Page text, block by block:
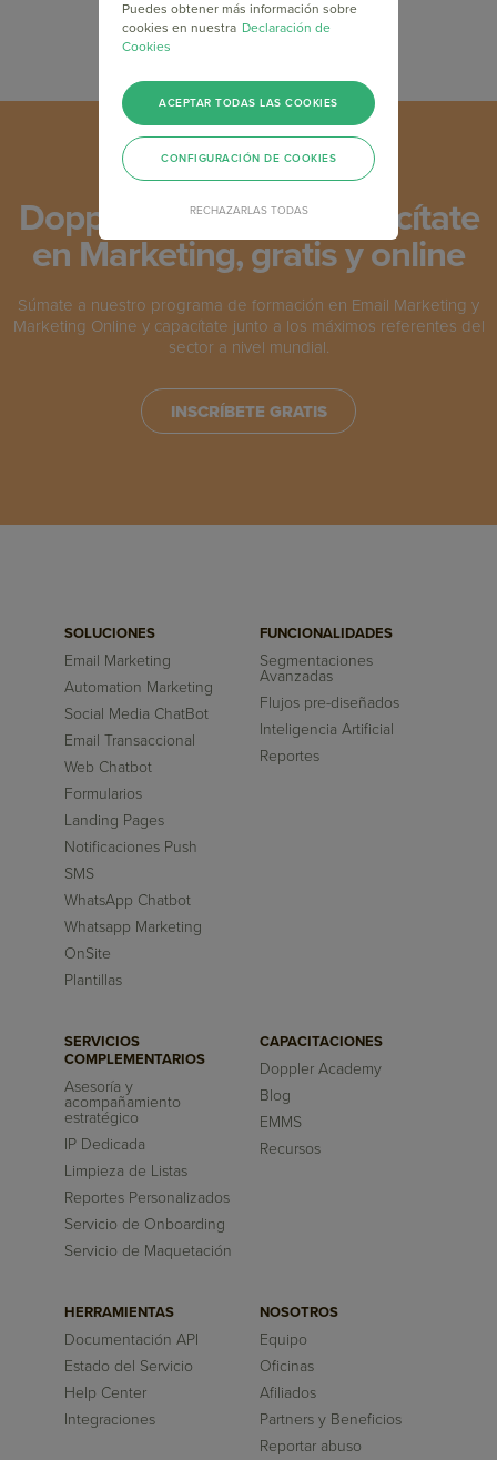
Doppler Academy: Capacítate
en Marketing, gratis y online
Súmate a nuestro programa de formación en Email Marketing y
Marketing Online y capacítate junto a los máximos referentes del
sector a nivel mundial.
INSCRÍBETE GRATIS
SOLUCIONES
Email Marketing
Automation Marketing
Social Media ChatBot
Email Transaccional
Web Chatbot
Formularios
Landing Pages
Notificaciones Push
SMS
WhatsApp Chatbot
Whatsapp Marketing
OnSite
Plantillas
FUNCIONALIDADES
Segmentaciones
Avanzadas
Flujos pre-diseñados
Inteligencia Artificial
Reportes
SERVICIOS
COMPLEMENTARIOS
Asesoría y
acompañamiento
estratégico
IP Dedicada
Limpieza de Listas
Reportes Personalizados
Servicio de Onboarding
Servicio de Maquetación
CAPACITACIONES
Doppler Academy
Blog
EMMS
Recursos
HERRAMIENTAS
Documentación API
Estado del Servicio
Help Center
Integraciones
NOSOTROS
Equipo
Oficinas
Afiliados
Partners y Beneficios
Reportar abuso
Puedes obtener más información sobre
cookies en nuestra Declaración de
Cookies
RECHAZARLAS TODAS
ACEPTAR TODAS LAS COOKIES
CONFIGURACIÓN DE COOKIES